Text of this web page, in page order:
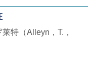
特（Alleyn，T.，